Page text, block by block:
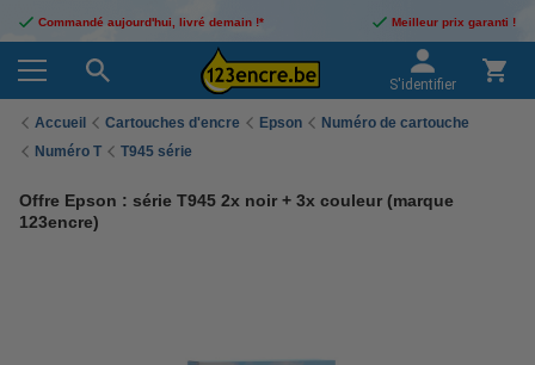
Commandé aujourd'hui, livré demain !* Meilleur prix garanti !
S'identifier
Accueil Cartouches d'encre Epson
Numéro de cartouche
Numéro T
T945 série
Offre Epson : série T945 2x noir + 3x couleur (marque
123encre)